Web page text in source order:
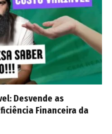
Desvende as
Financeira da